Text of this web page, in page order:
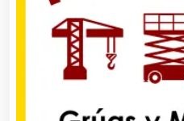
Automóviles